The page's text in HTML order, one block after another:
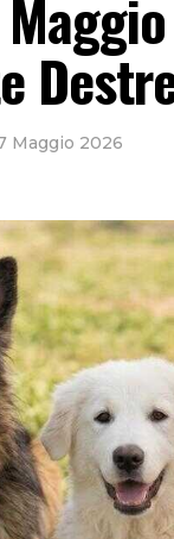
Maggio 2026